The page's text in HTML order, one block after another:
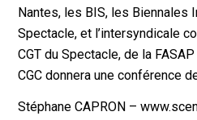
Nantes, les BIS, les Biennales
Spectacle, et l’intersyndicale
CGT du Spectacle, de la
CGC donnera une conférence
Stéphane CAPRON –